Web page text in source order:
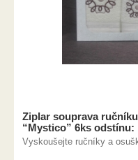
Ziplar souprava
“Mystico” 6ks odstínu:
Vyskoušejte ručníky a